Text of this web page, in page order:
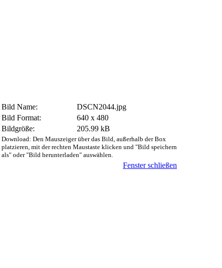
Bild Name:
DSCN2044.jpg
Bild Format:
640 x 480
Bildgröße:
205.99 kB
Download: Den Mauszeiger über das Bild, außerhalb der Box
platzieren, mit der rechten Maustaste klicken und "Bild speichern
als" oder "Bild herunterladen" auswählen.
Fenster schließen